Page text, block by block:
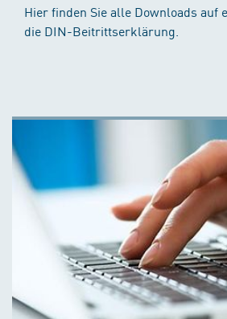
Hier finden Sie alle Downloads auf
die DIN-Beitrittserklärung.